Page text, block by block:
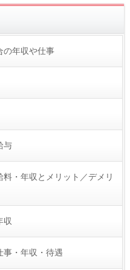
の年収や仕事
与
・年収とメリット／デメリ
収
事・年収・待遇